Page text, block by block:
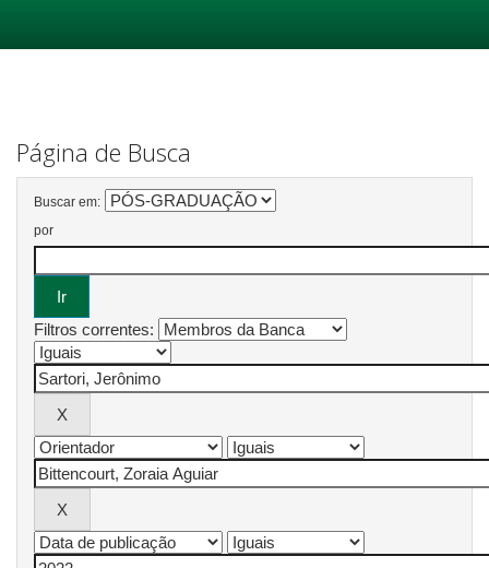
Página de Busca
Buscar em:
por
Filtros correntes: